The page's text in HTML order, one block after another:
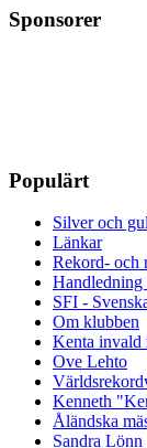
Sponsorer
Populärt
Silver och
Länkar
Rekord- och
SFI -
Om klubben
Kenta invald
Ove Lehto
Kenneth
Åländska
Sandra Lönn